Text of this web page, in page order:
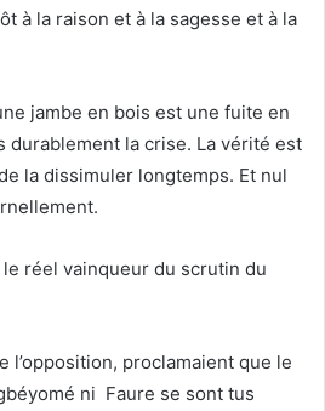
à la raison et à la sagesse et à la
jambe en bois est une fuite en
durablement la crise. La vérité est
la dissimuler longtemps. Et nul
réel vainqueur du scrutin du
l’opposition, proclamaient que le
ni Faure se sont tus